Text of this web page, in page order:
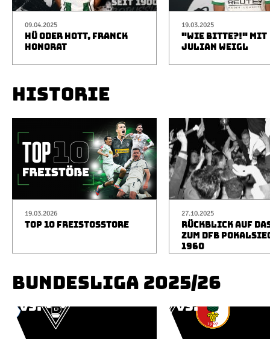
09.04.2025
HÜ ODER HOTT, FRANCK
HONORAT
19.03.2025
"WIE BITTE?!" MIT
JULIAN WEIGL
HISTORIE
19.03.2026
TOP 10 FREISTOSSTORE
27.10.2025
RÜCKBLICK AUF
ZUM DFB
1960
BUNDESLIGA 2025/26